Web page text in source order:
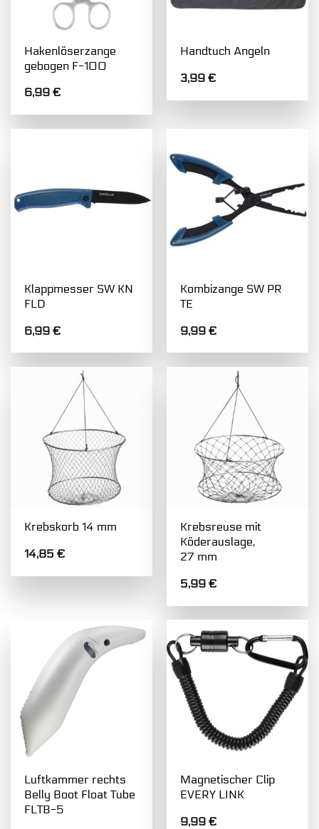
Hakenlöserzange
gebogen F-100
6,99€
Handtuch Angeln
3,99€
Klappmesser SW KN
FLD
6,99€
Kombizange SW PR
TE
9,99€
Krebskorb 14 mm
14,85€
Krebsreuse mit
Köderauslage,
27 mm
5,99€
Luftkammer rechts
Belly Boot Float Tube
FLTB-5
Magnetischer Clip
EVERY LINK
9,99€